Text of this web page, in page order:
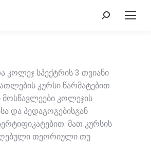
Search:
კოლეჯ სპექტრის 3 თვიანი
კურსი წარმატებით
კოლეჯის
და პედაგოგებისგან
მათ კურსის
თეორიული თუ